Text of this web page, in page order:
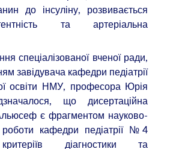
до інсуліну, розвивається
та артеріальна
спеціалізованої вченої ради,
завідувача кафедри педіатрії
освіти НМУ, професора Юрія
що дисертаційна
є фрагментом науково-
роботи кафедри педіатрії №4
діагностики та